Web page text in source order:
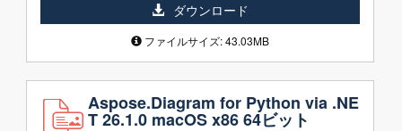
ダウンロード
ファイルサイズ: 43.03MB
Aspose.Diagram for Python via .NE
T 26.1.0 macOS x86 64ビット